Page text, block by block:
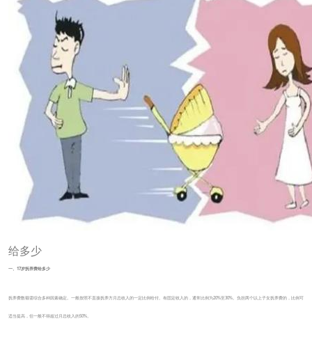
给多少
一、17岁抚养费给多少
抚养费数额需综合多种因素确定。一般按照不直接抚养方月总收入的一定比例给付。有固定收入的，通常比例为20%至30%。负担两个以上子女抚养费的，比例可
适当提高，但一般不得超过月总收入的50%。